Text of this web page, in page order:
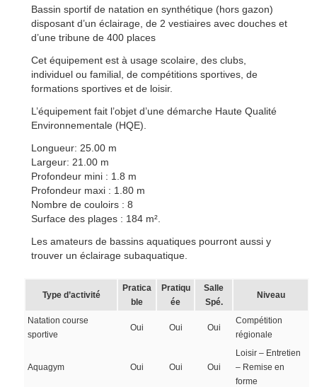
Bassin sportif de natation en synthétique (hors gazon)
disposant d’un éclairage, de 2 vestiaires avec douches et
d’une tribune de 400 places
Cet équipement est à usage scolaire, des clubs,
individuel ou familial, de compétitions sportives, de
formations sportives et de loisir.
L’équipement fait l’objet d’une démarche Haute Qualité
Environnementale (HQE).
Longueur: 25.00 m
Largeur: 21.00 m
Profondeur mini : 1.8 m
Profondeur maxi : 1.80 m
Nombre de couloirs : 8
Surface des plages : 184 m².
Les amateurs de bassins aquatiques pourront aussi y
trouver un éclairage subaquatique.
Type d’activité
Pratica
ble
Pratiqu
ée
Salle
Spé.
Niveau
Natation course
sportive
Oui Oui Oui
Compétition
régionale
Aquagym Oui Oui Oui
Loisir – Entretien
– Remise en
forme